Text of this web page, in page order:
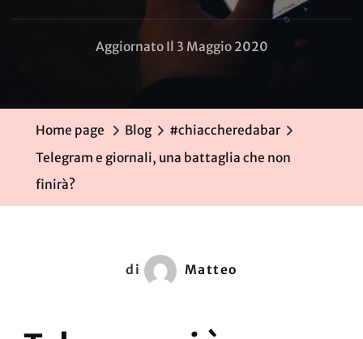
Aggiornato Il 3 Maggio 2020
Home page Blog
#chiaccheredabar
Telegram e giornali, una battaglia che non
finirà?
di Matteo